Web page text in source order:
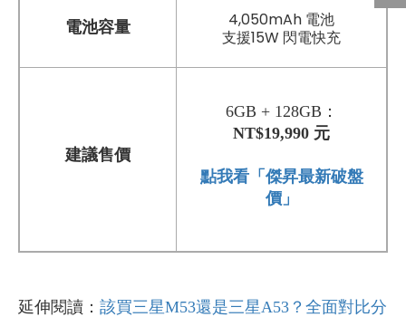
電池容量
4,050mAh 電池
支援15W 閃電快充
建議售價
6GB + 128GB：
NT$19,990 元
點我看「傑昇最新破盤
價」
延伸閱讀： 該買三星M53還是三星A53？全面對比分